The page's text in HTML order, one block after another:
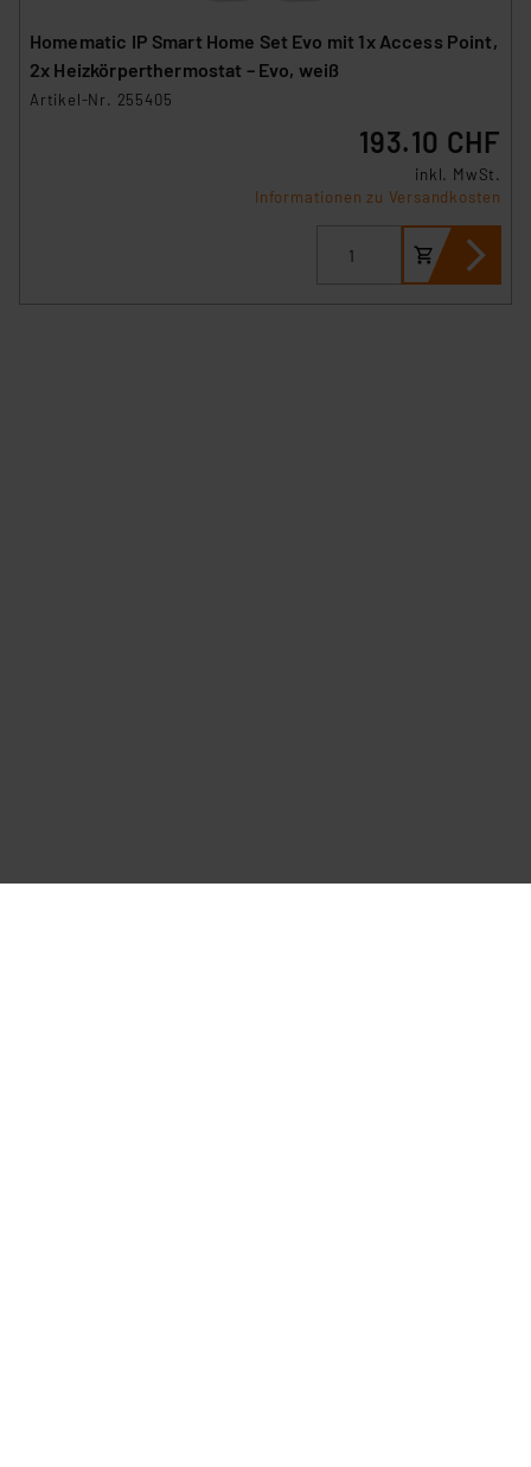
Homematic IP Smart Home Set Evo mit 1x Access Point,
2x Heizkörperthermostat – Evo, weiß
Artikel-Nr. 255405
193.10 CHF
inkl. MwSt.
Informationen zu Versandkosten